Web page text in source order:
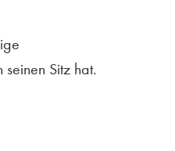
Sitz hat.